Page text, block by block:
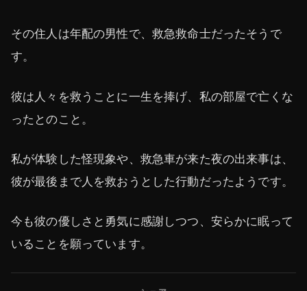
その住人は年配の男性で、救急救命士だったそうで
す。
彼は人々を救うことに一生を捧げ、私の部屋で亡くな
ったとのこと。
私が体験した怪現象や、救急車が来た夜の出来事は、
彼が最後まで人を救おうとした行動だったようです。
今も彼の優しさと勇気に感謝しつつ、安らかに眠って
いることを願っています。